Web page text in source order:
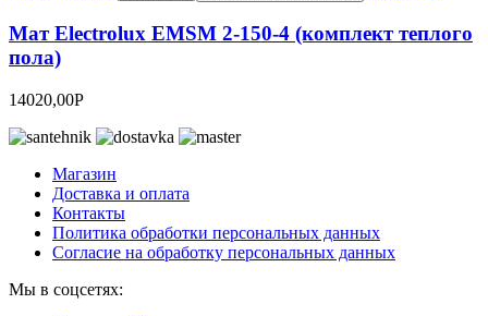
Мат Electrolux EMSM 2-150-4 (комплект теплого
пола)
14020,00Р
Магазин
Доставка и оплата
Контакты
Политика обработки персональных данных
Согласие на обработку персональных данных
Мы в соцсетях: